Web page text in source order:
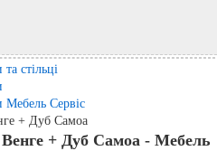
стільці
Мебель Сервіс
+ Дуб Самоа
+ Дуб Самоа - Мебель